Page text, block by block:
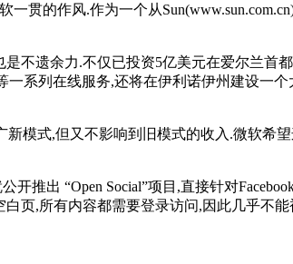
贯的作风.作为一个从
不遗余力.不仅已投资5亿美元在爱尔兰首
一系列在线服务,还将在伊利诺伊州建设一
模式,但又不影响到旧模式的收入.微软希
推出 “Open Social”项目,直接针对
白页,所有内容都需要登录访问,因此几乎